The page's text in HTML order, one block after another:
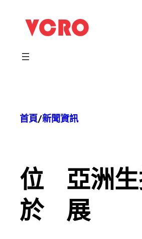
首頁/新聞資訊
位
於
亞洲
展